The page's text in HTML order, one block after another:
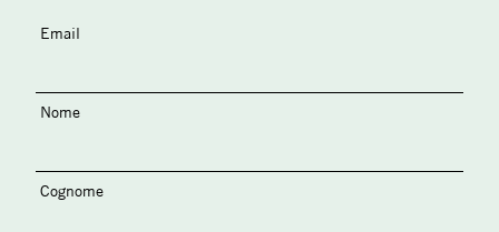
Email
Nome
Cognome